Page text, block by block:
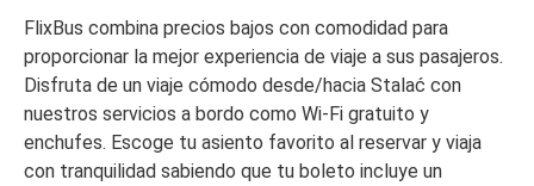
FlixBus combina precios bajos con comodidad para
proporcionar la mejor experiencia de viaje a sus pasajeros.
Disfruta de un viaje cómodo desde/hacia Stalać con
nuestros servicios a bordo como Wi-Fi gratuito y
enchufes. Escoge tu asiento favorito al reservar y viaja
con tranquilidad sabiendo que tu boleto incluye un